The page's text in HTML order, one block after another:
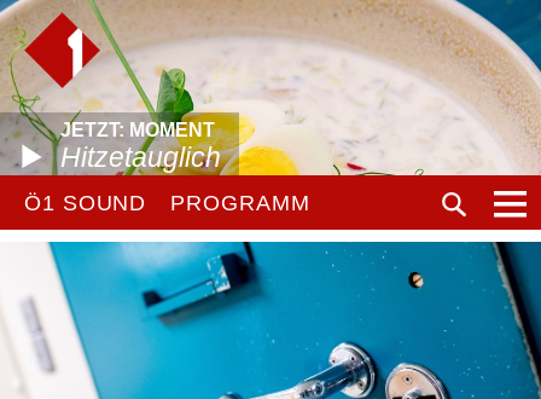
JETZT: MOMENT
Hitzetauglich
Ö1 SOUND PROGRAMM